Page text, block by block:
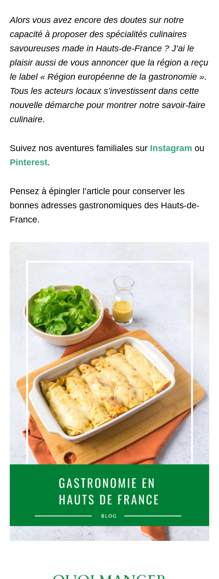
Alors vous avez encore des doutes sur notre
capacité à proposer des spécialités culinaires
savoureuses made in Hauts-de-France ? J’ai le
plaisir aussi de vous annoncer que la région a reçu
le label « Région européenne de la gastronomie ».
Tous les acteurs locaux s’investissent dans cette
nouvelle démarche pour montrer notre savoir-faire
culinaire.
Suivez nos aventures familiales sur Instagram ou
Pinterest.
Pensez à épingler l’article pour conserver les
bonnes adresses gastronomiques des Hauts-de-
France.